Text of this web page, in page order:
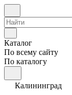
Каталог
По всему сайту
По каталогу
Калининград